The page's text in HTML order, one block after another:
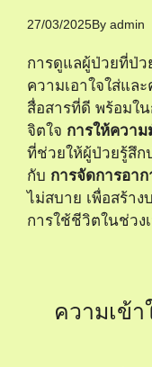
27/03/2025By admin
การดูแลผู้ป่วยที่ป่ว
ความเอาใจใส่แล
สื่อสารที่ดี พร้อมใ
จิตใจ การให้ควา
ที่ช่วยให้ผู้ป่วยรู้สึก
กับ การจัดการอาก
ไม่สบาย เพื่อสร้า
การใช้ชีวิตในช่ว
ความเข้า